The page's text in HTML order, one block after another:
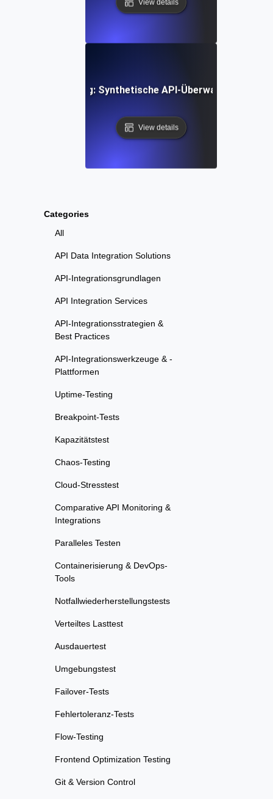
Categories
All
API Data Integration Solutions
API-Integrationsgrundlagen
API Integration Services
API-Integrationsstrategien &
Best Practices
API-Integrationswerkzeuge & -
Plattformen
Uptime-Testing
Breakpoint-Tests
Kapazitätstest
Chaos-Testing
Cloud-Stresstest
Comparative API Monitoring &
Integrations
Paralleles Testen
Containerisierung & DevOps-
Tools
Notfallwiederherstellungstests
Verteiltes Lasttest
Ausdauertest
Umgebungstest
Failover-Tests
Fehlertoleranz-Tests
Flow-Testing
Frontend Optimization Testing
Git & Version Control
View details
Schritt-Anleitung: Synthetische API-
View details